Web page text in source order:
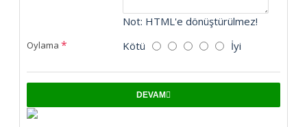
Not: HTML'e dönüştürülmez!
Oylama Kötü İyi
DEVAM